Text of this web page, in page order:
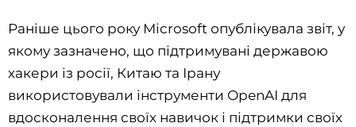
Раніше цього року Microsoft опублікувала звіт, у
якому зазначено, що підтримувані державою
хакери із росії, Китаю та Ірану
використовували інструменти OpenAI для
вдосконалення своїх навичок і підтримки своїх